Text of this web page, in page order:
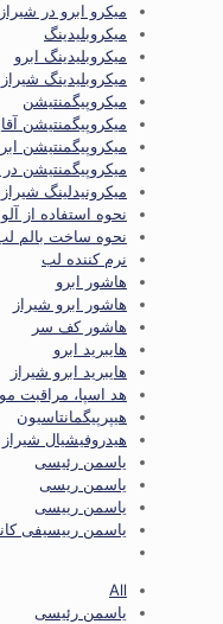
میکرو ابرو در شیراز
میکروبلیدینگ
میکروبلیدینگ ابرو
میکروبلیدینگ شیراز
میکروپیگمنتیشن
میکروپیگمنتیشن
میکروپیگمنتیشن
میکروپیگمنتیشن در
میکرونیدلینگ شیراز
نحوه استفاده از
نحوه ساخت بالم
نرم کننده لب
هاشور ابرو
هاشور ابرو شیراز
هاشور کف سر
هایبرید ابرو
هایبرید ابرو شیراز
هد اسپا، مراقبت مو
هیپرپیگمانتاسیون
هیدروفیشیال شیراز
یاسمن رئیسی
یاسمن ریسی
یاسمن رییسی
یاسمن رییسیفی
All
یاسمن رئیسی